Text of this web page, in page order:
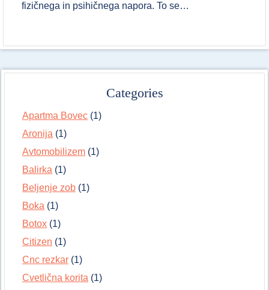
fizičnega in psihičnega napora. To se…
Categories
Apartma Bovec (1)
Aronija (1)
Avtomobilizem (1)
Balirka (1)
Beljenje zob (1)
Boka (1)
Botox (1)
Citizen (1)
Cnc rezkar (1)
Cvetlična korita (1)